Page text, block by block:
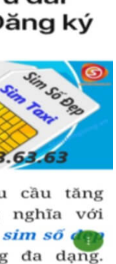
đẹp lục quý 9, sim giá rẻ
thời gian ở khoản lựa số,
thủy thì mới là sim hoàn
lục quý 9 là bạn vào
“Sim giảm giá “ ở ngay
đại lý giảm giá vì một số
đẹp lại có giá cực rẻ nữa.
quy 9 có cũng thể tham
Sim Lục Quý,Sim Năm